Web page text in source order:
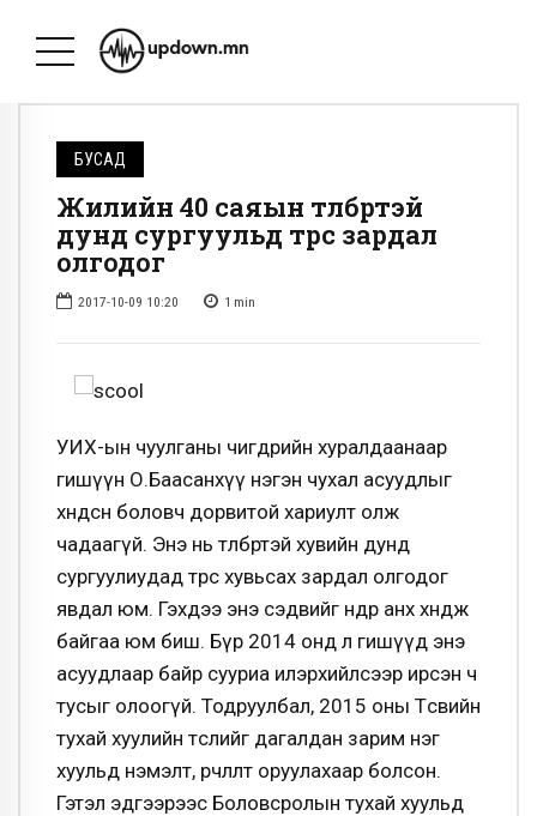
БУСАД
Жилийн 40 саяын төлбөртэй
дунд сургуульд төрөөс зардал
олгодог
2017-10-09 10:20 1 min
УИХ-ын чуулганы өчигдрийн хуралдаанаар
гишүүн О.Баасанхүү нэгэн чухал асуудлыг
хөндсөн боловч дорвитой хариулт олж
чадаагүй. Энэ нь төлбөртэй хувийн дунд
сургуулиудад төрөөс хувьсах зардал олгодог
явдал юм. Гэхдээ энэ сэдвийг өнөөдөр анх хөндөж
байгаа юм биш. Бүр 2014 онд л гишүүд энэ
асуудлаар байр сууриа илэрхийлсээр ирсэн ч
тусыг олоогүй. Тодруулбал, 2015 оны Төсвийн
тухай хуулийн төслийг дагалдан зарим нэг
хуульд нэмэлт, өөрчлөлт оруулахаар болсон.
Гэтэл эдгээрээс Боловсролын тухай хуульд